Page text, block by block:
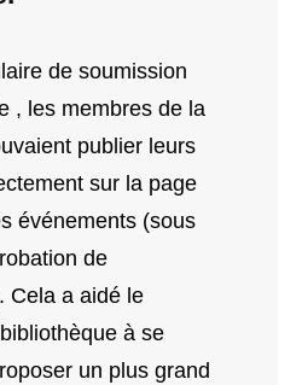
de soumission
, les membres de la
publier leurs
sur la page
événements (sous
de
Cela a aidé le
à se
un plus grand